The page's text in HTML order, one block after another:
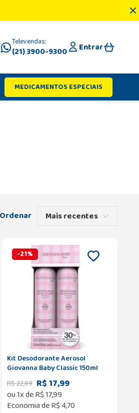
Televendas:
(21) 3900-9300 Entrar
MEDICAMENTOS ESPECIAIS
Mais recentes
-21%
Kit Desodorante Aerosol
Giovanna Baby Classic 150ml
com 2 Unidades 30% de
Desconto na 2º Unidade
R$22,69 R$ 17,99
ou1x deR$17,99
Economia deR$ 4,70